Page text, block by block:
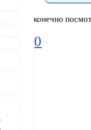
конечно
0